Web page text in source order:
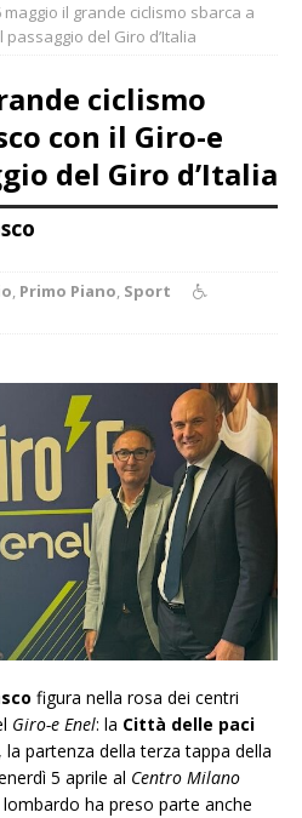
maggio il grande ciclismo sbarca a
del Giro d’Italia
ciclismo
con il Giro-e
del Giro d’Italia
, Primo Piano, Sport
figura nella rosa dei centri
Giro-e Enel: la Città delle paci
, la partenza della terza tappa della
5 aprile al Centro Milano
lombardo ha preso parte anche